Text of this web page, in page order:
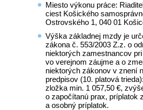
Miesto výkonu práce:
ciest Košického
Ostrovského 1, 040 01
Výška základnej mzdy je
zákona č. 553/2003 Z.z. o
niektorých zamestnancov
vo verejnom záujme a o
niektorých zákonov v znení
predpisov (10. platová
zložka min. 1 057,50 €,
o započítanú prax, príplatok
a osobný príplatok.